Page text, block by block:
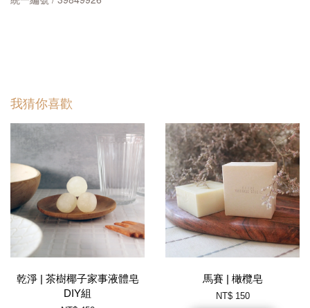
我猜你喜歡
乾淨 | 茶樹椰子家事液體皂
DIY組
馬賽 | 橄欖皂
NT$ 150